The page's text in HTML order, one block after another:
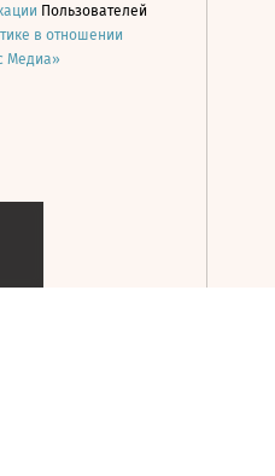
Пользователей
в отношении
Медиа»